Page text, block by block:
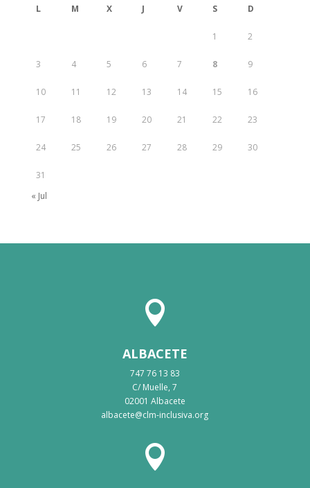
L M X J V S D
1 2
3 4 5 6 7 8 9
10 11 12 13 14 15 16
17 18 19 20 21 22 23
24 25 26 27 28 29 30
31
« Jul

ALBACETE
747 76 13 83
C/ Muelle, 7
02001 Albacete
albacete@clm-inclusiva.org
